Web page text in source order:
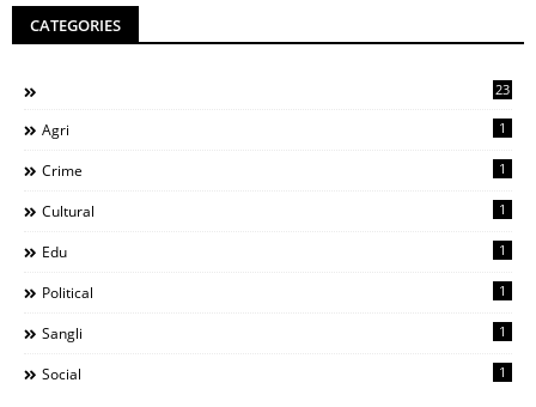
CATEGORIES
23
Agri 1
Crime 1
Cultural 1
Edu 1
Political 1
Sangli 1
Social 1